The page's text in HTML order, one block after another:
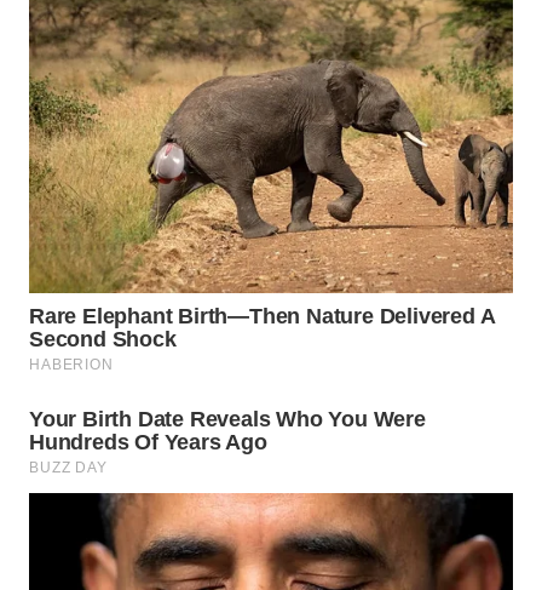
WN
MAJALENGKA
WN
SUBANG
WN
SUKABUMI
WN
PURWAKARTA
PRIANGAN
TIMUR
SEMARANG